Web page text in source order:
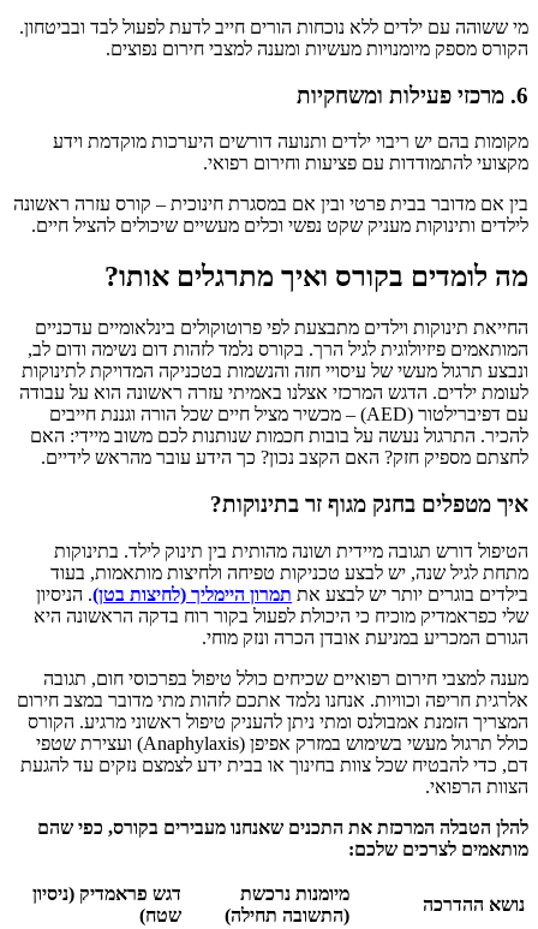
מי ששוהה עם ילדים ללא נוכחות הורים חייב לדעת לפעול לבד ובביטחון.
הקורס מספק מיומנויות מעשיות ומענה למצבי חירום נפוצים.
6. מרכזי פעילות ומשחקיות
מקומות בהם יש ריבוי ילדים ותנועה דורשים היערכות מוקדמת וידע
מקצועי להתמודדות עם פציעות וחירום רפואי.
בין אם מדובר בבית פרטי ובין אם במסגרת חינוכית – קורס עזרה ראשונה
לילדים ותינוקות מעניק שקט נפשי וכלים מעשיים שיכולים להציל חיים.
מה לומדים בקורס ואיך מתרגלים אותו?
החייאת תינוקות וילדים מתבצעת לפי פרוטוקולים בינלאומיים עדכניים
המותאמים פיזיולוגית לגיל הרך. בקורס נלמד לזהות דום נשימה ודום לב,
ונבצע תרגול מעשי של עיסויי חזה והנשמות בטכניקה המדויקת לתינוקות
לעומת ילדים. הדגש המרכזי אצלנו באמיתי עזרה ראשונה הוא על עבודה
עם דפיברילטור (AED) – מכשיר מציל חיים שכל הורה וגננת חייבים
להכיר. התרגול נעשה על בובות חכמות שנותנות לכם משוב מיידי: האם
לחצתם מספיק חזק? האם הקצב נכון? כך הידע עובר מהראש לידיים.
איך מטפלים בחנק מגוף זר בתינוקות?
הטיפול דורש תגובה מיידית ושונה מהותית בין תינוק לילד. בתינוקות
מתחת לגיל שנה, יש לבצע טכניקות טפיחה ולחיצות מותאמות, בעוד
בילדים בוגרים יותר יש לבצע את תמרון היימליך (לחיצות בטן). הניסיון
שלי כפראמדיק מוכיח כי היכולת לפעול בקור רוח בדקה הראשונה היא
הגורם המכריע במניעת אובדן הכרה ונזק מוחי.
מענה למצבי חירום רפואיים שכיחים כולל טיפול בפרכוסי חום, תגובה
אלרגית חריפה וכוויות. אנחנו נלמד אתכם לזהות מתי מדובר במצב חירום
המצריך הזמנת אמבולנס ומתי ניתן להעניק טיפול ראשוני מרגיע. הקורס
כולל תרגול מעשי בשימוש במזרק אפיפן (Anaphylaxis) ועצירת שטפי
דם, כדי להבטיח שכל צוות בחינוך או בבית ידע לצמצם נזקים עד להגעת
הצוות הרפואי.
להלן הטבלה המרכזת את התכנים שאנחנו מעבירים בקורס, כפי שהם
מותאמים לצרכים שלכם:
נושא ההדרכה
מיומנות נרכשת
(התשובה תחילה)
דגש פראמדיק (ניסיון
שטח)